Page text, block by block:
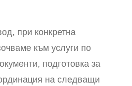
при конкретна
към услуги по
подготовка за
на следващи